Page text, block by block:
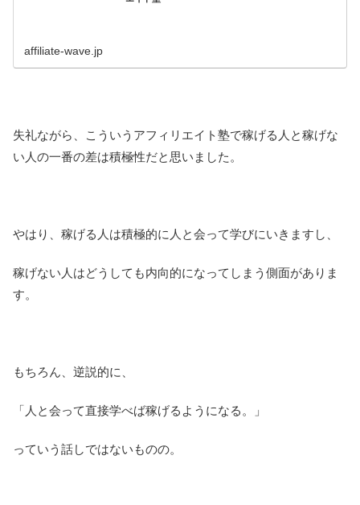
affiliate-wave.jp
失礼ながら、こういうアフィリエイト塾で稼げる人と稼げな
い人の一番の差は積極性だと思いました。
やはり、稼げる人は積極的に人と会って学びにいきますし、
稼げない人はどうしても内向的になってしまう側面がありま
す。
もちろん、逆説的に、
「人と会って直接学べば稼げるようになる。」
っていう話しではないものの。